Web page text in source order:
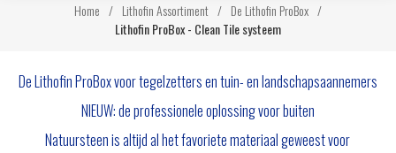
Home / Lithofin Assortiment / De Lithofin ProBox /
Lithofin ProBox - Clean Tile systeem
De Lithofin ProBox voor tegelzetters en tuin- en landschapsaannemers
NIEUW: de professionele oplossing voor buiten
Natuursteen is altijd al het favoriete materiaal geweest voor